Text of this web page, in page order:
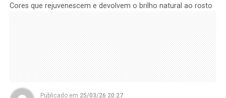
Cores que rejuvenescem e devolvem o brilho natural ao rosto
Publicado em 25/03/26 20:27